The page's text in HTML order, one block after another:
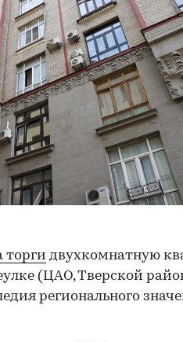
торги двухкомнатную
(ЦАО, Тверской
регионального